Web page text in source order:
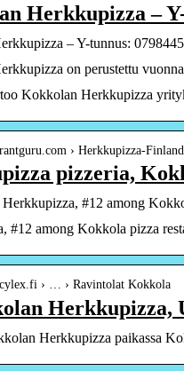
Herkkupizza –
– Y-tunnus:
on perustettu
Kokkolan Herkkupizza
› Herkkupizza-Finland
pizzeria,
#12 among
#12 among Kokkola pizza
› … › Ravintolat Kokkola
Herkkupizza,
Herkkupizza paikassa